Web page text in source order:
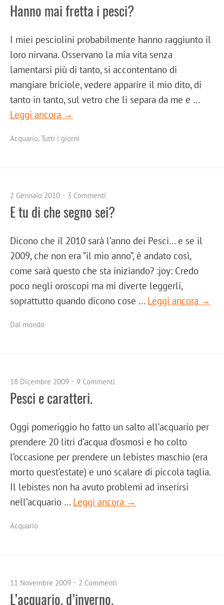
Hanno mai fretta i pesci?
I miei pesciolini probabilmente hanno raggiunto il
loro nirvana. Osservano la mia vita senza
lamentarsi più di tanto, si accontentano di
mangiare briciole, vedere apparire il mio dito, di
tanto in tanto, sul vetro che li separa da me e …
Leggi ancora →
Acquario,Tutti i giorni
2 Gennaio 2010 3 Commenti
E tu di che segno sei?
Dicono che il 2010 sarà l’anno dei Pesci… e se il
2009, che non era “il mio anno”, è andato così,
come sarà questo che sta iniziando? :joy: Credo
poco negli oroscopi ma mi diverte leggerli,
soprattutto quando dicono cose … Leggi ancora →
Dal mondo
18 Dicembre 2009 9 Commenti
Pesci e caratteri.
Oggi pomeriggio ho fatto un salto all’acquario per
prendere 20 litri d’acqua d’osmosi e ho colto
l’occasione per prendere un lebistes maschio (era
morto quest’estate) e uno scalare di piccola taglia.
Il lebistes non ha avuto problemi ad inserirsi
nell’acquario … Leggi ancora →
Acquario
11 Novembre 2009 2 Commenti
L’acquario, d’inverno.